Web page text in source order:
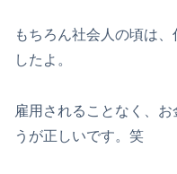
もちろん社会人の頃は
したよ。
雇用されることなく、
うが正しいです。笑